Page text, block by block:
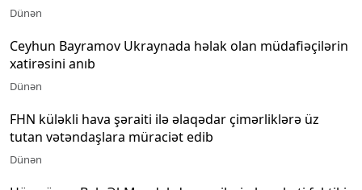
Dünən
Ceyhun Bayramov Ukraynada həlak olan müdafiəçilərin
xatirəsini anıb
Dünən
FHN küləkli hava şəraiti ilə əlaqədar çimərliklərə üz
tutan vətəndaşlara müraciət edib
Dünən